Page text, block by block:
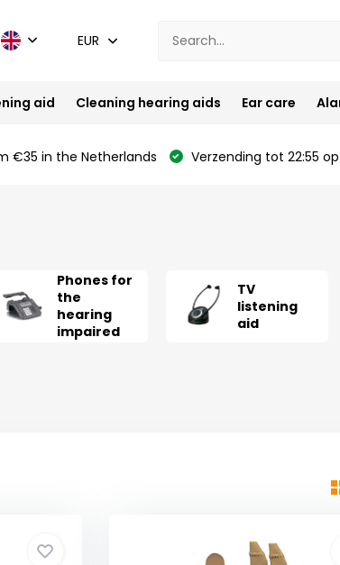
EUR
aid Cleaning hearing aids Ear care
€35 in the Netherlands Verzending tot 22:55
Phones for
the
hearing
impaired
TV
listening
aid